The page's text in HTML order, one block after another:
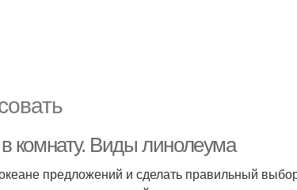
комнату. Виды линолеума
предложений и сделать правильный